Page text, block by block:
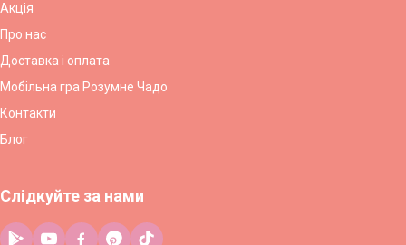
Акція
Про нас
Доставка і оплата
Мобільна гра Розумне Чадо
Контакти
Блог
Слідкуйте за нами